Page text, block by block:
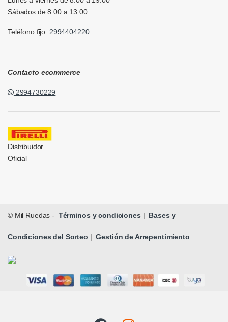
Sábados de 8:00 a 13:00
Teléfono fijo: 2994404220
Contacto ecommerce
2994730229
Distribuidor
Oficial
© Mil Ruedas - Términos y condiciones | Bases y
Condiciones del Sorteo | Gestión de Arrepentimiento